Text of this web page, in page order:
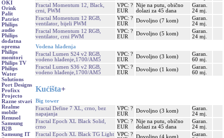
OKI
Orink
Palit
Patriot
Philips
audio
Philips
dodatna
oprema
Philips
monitori
Philips TV
Philips
Water
Solutions
Port Designs
Profixx
Projecto
Razne stvari
Realme
mobile
Renusol
Samsung
B2B
Samsung IT
Fractal Momentum 12, Black,
crni, PWM
VPC: ?
EUR
Nije na putu, obično
dolazi za 45 dana
Garan.
24 mj.
Fractal Momentum 12 RGB,
ventilator, bijeli PWM
VPC: ?
EUR
Dovoljno (7 kom)
Garan.
24 mj.
Fractal Momentum 12 RGB,
ventilator, crni PWM
VPC: ?
EUR
Dovoljno (5 kom)
Garan.
24 mj.
Vodena hlađenja
Fractal Lumen S24 v2 RGB,
vodeno hlađenje,1700/AM5
VPC: ?
EUR
Dovoljno (3 kom)
Garan.
60 mj.
Fractal Lumen S36 v2 RGB,
vodeno hlađenje,1700/AM5
VPC: ?
EUR
Dovoljno (1 kom)
Garan.
60 mj.
Kućišta+
Big tower
Fractal Define 7 XL, crno, bez
napajanja
VPC: ?
EUR
Dovoljno (3 kom)
Garan.
24 mj.
Fractal Epoch XL Black Solid,
crno
VPC: ?
EUR
Nije na putu, obično
dolazi za 45 dana
Garan.
24 mj.
Fractal Epoch XL Black TG Light VPC: ? Dovoljno (4 kom)
Garan.